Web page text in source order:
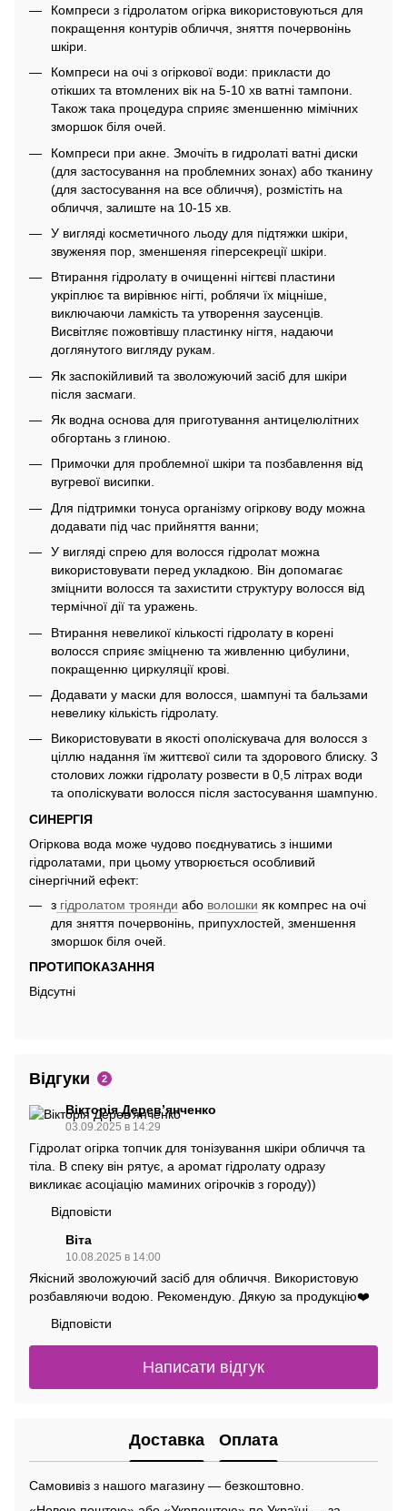
Компреси з гідролатом огірка використовуються для
покращення контурів обличчя, зняття почервонінь
шкіри.
Компреси на очі з огіркової води: прикласти до
отікших та втомлених вік на 5-10 хв ватні тампони.
Також така процедура сприяє зменшенню мімічних
зморшок біля очей.
Компреси при акне. Змочіть в гидролаті ватні диски
(для застосування на проблемних зонах) або тканину
(для застосування на все обличчя), розмістіть на
обличчя, залиште на 10-15 хв.
У вигляді косметичного льоду для підтяжки шкіри,
звуженяя пор, зменшеняя гіперсекреції шкіри.
Втирання гідролату в очищенні нігтєві пластини
укріплює та вирівнює нігті, роблячи їх міцніше,
виключаючи ламкість та утворення заусенців.
Висвітляє пожовтівшу пластинку нігтя, надаючи
доглянутого вигляду рукам.
Як заспокійливий та зволожуючий засіб для шкіри
після засмаги.
Як водна основа для приготування антицелюлітних
обгортань з глиною.
Примочки для проблемної шкіри та позбавлення від
вугревої висипки.
Для підтримки тонуса організму огіркову воду можна
додавати під час прийняття ванни;
У вигляді спрею для волосся гідролат можна
використовувати перед укладкою. Він допомагає
зміцнити волосся та захистити структуру волосся від
термічної дії та уражень.
Втирання невеликої кількості гідролату в корені
волосся сприяє зміцненю та живленню цибулини,
покращенню циркуляції крові.
Додавати у маски для волосся, шампуні та бальзами
невелику кількість гідролату.
Використовувати в якості ополіскувача для волосся з
ціллю надання їм життєвої сили та здорового блиску. 3
столових ложки гідролату розвести в 0,5 літрах води
та ополіскувати волосся після застосування шампуню.
СИНЕРГІЯ
Огіркова вода може чудово поєднуватись з іншими
гідролатами, при цьому утворюється особливий
сінергічний ефект:
з гідролатом троянди або волошки як компрес на очі
для зняття почервонінь, припухлостей, зменшення
зморшок біля очей.
ПРОТИПОКАЗАННЯ
Відсутні
Відгуки 2
Вікторія Деревʼянченко
03.09.2025 в 14:29
Гідролат огірка топчик для тонізування шкіри обличчя та
тіла. В спеку він рятує, а аромат гідролату одразу
викликає асоціацію маминих огірочків з городу))
Відповісти
Віта
10.08.2025 в 14:00
Якісний зволожуючий засіб для обличчя. Використовую
розбавляючи водою. Рекомендую. Дякую за продукцію❤️
Відповісти
Написати відгук
Доставка Оплата
Самовивіз з нашого магазину — безкоштовно.